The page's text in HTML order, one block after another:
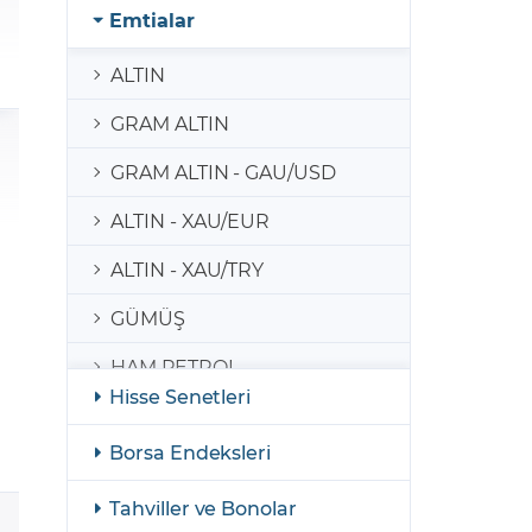
Yasal Bildirimler
Emtialar
ALTIN
GRAM ALTIN
GRAM ALTIN - GAU/USD
ALTIN - XAU/EUR
ALTIN - XAU/TRY
GÜMÜŞ
HAM PETROL
BAKIR
BENZİN
Hisse Senetleri
Borsa Endeksleri
Tahviller ve Bonolar